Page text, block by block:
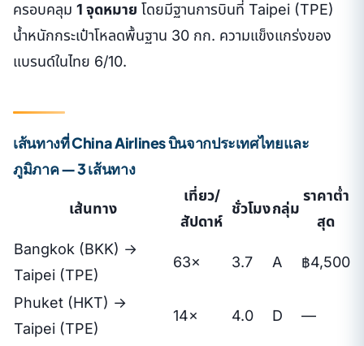
ครอบคลุม 1 จุดหมาย โดยมีฐานการบินที่ Taipei (TPE)
น้ำหนักกระเป๋าโหลดพื้นฐาน 30 กก. ความแข็งแกร่งของ
แบรนด์ในไทย 6/10.
เส้นทางที่ China Airlines บินจากประเทศไทยและ
ภูมิภาค — 3 เส้นทาง
เส้นทาง
เที่ยว/
สัปดาห์
ชั่วโมงกลุ่ม
ราคาต่ำ
สุด
Bangkok (BKK) →
Taipei (TPE)
63× 3.7 A ฿4,500
Phuket (HKT) →
Taipei (TPE)
14× 4.0 D —